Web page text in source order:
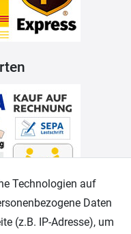
Technologien auf
Daten
(z.B. IP-Adresse), um